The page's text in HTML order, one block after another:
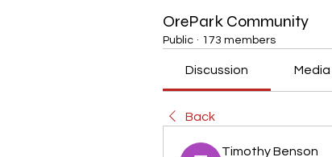
OrePark Community
Public · 173 members
Discussion Media
Back
Timothy Benson